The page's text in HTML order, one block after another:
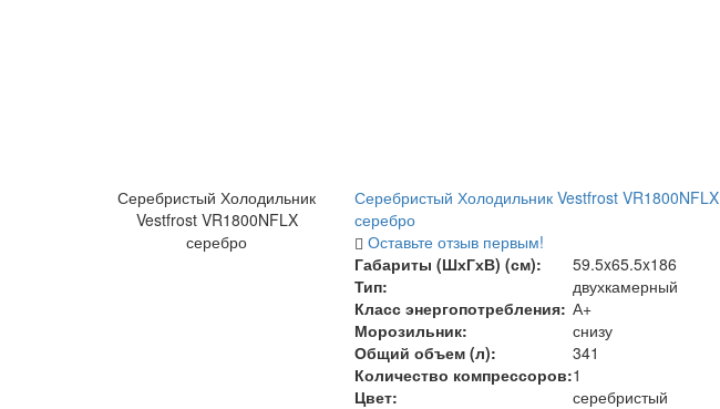
Серебристый Холодильник
Vestfrost VR1800NFLX
серебро
Серебристый Холодильник Vestfrost VR1800NFLX
серебро
Оставьте отзыв первым!
Габариты (ШхГхВ) (см):
59.5x65.5x186
Тип:
двухкамерный
Класс энергопотребления: А+
Морозильник:
снизу
Общий объем (л):
341
Количество компрессоров:1
Цвет:
серебристый